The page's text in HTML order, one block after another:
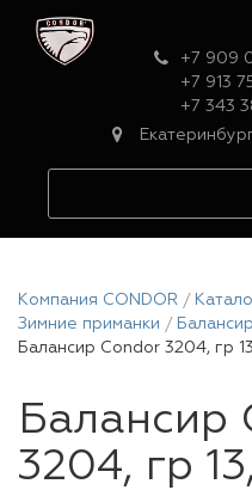
+7 909
+7 913
+7 343
Компания CONDOR
Зимние приманки
Балансир Condor 3204, гр
Балансир
3204, гр